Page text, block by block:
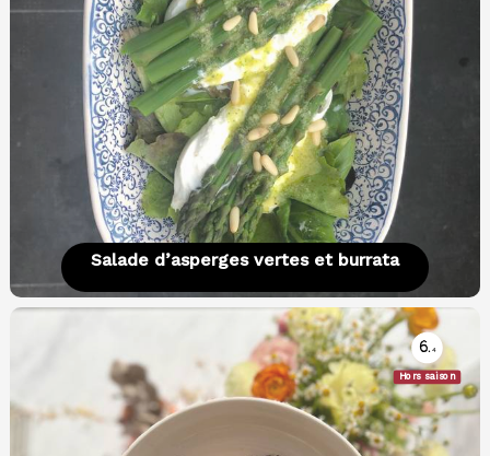
Salade d’asperges vertes et burrata
6.4
Hors saison